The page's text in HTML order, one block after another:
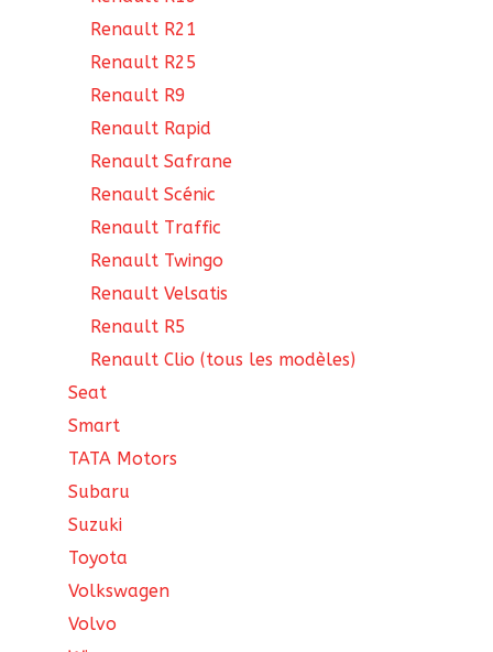
Renault R21
Renault R25
Renault R9
Renault Rapid
Renault Safrane
Renault Scénic
Renault Traffic
Renault Twingo
Renault Velsatis
Renault R5
Renault Clio (tous les modèles)
Seat
Smart
TATA Motors
Subaru
Suzuki
Toyota
Volkswagen
Volvo